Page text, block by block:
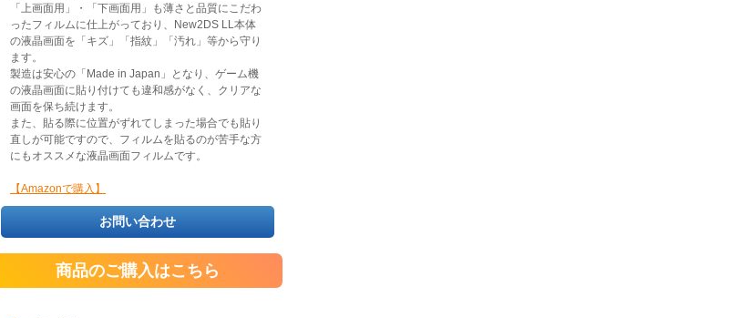
「上画面用」・「下画面用」も薄さと品質にこだわ
ったフィルムに仕上がっており、New2DS LL本体
の液晶画面を「キズ」「指紋」「汚れ」等から守り
ます。
製造は安心の「Made in Japan」となり、ゲーム機
の液晶画面に貼り付けても違和感がなく、クリアな
画面を保ち続けます。
また、貼る際に位置がずれてしまった場合でも貼り
直しが可能ですので、フィルムを貼るのが苦手な方
にもオススメな液晶画面フィルムです。
【Amazonで購入】
お問い合わせ
商品のご購入はこちら